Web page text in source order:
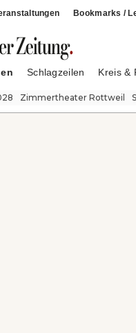
Bookmarks /
Schlagzeilen Kreis &
Zimmertheater Rottweil